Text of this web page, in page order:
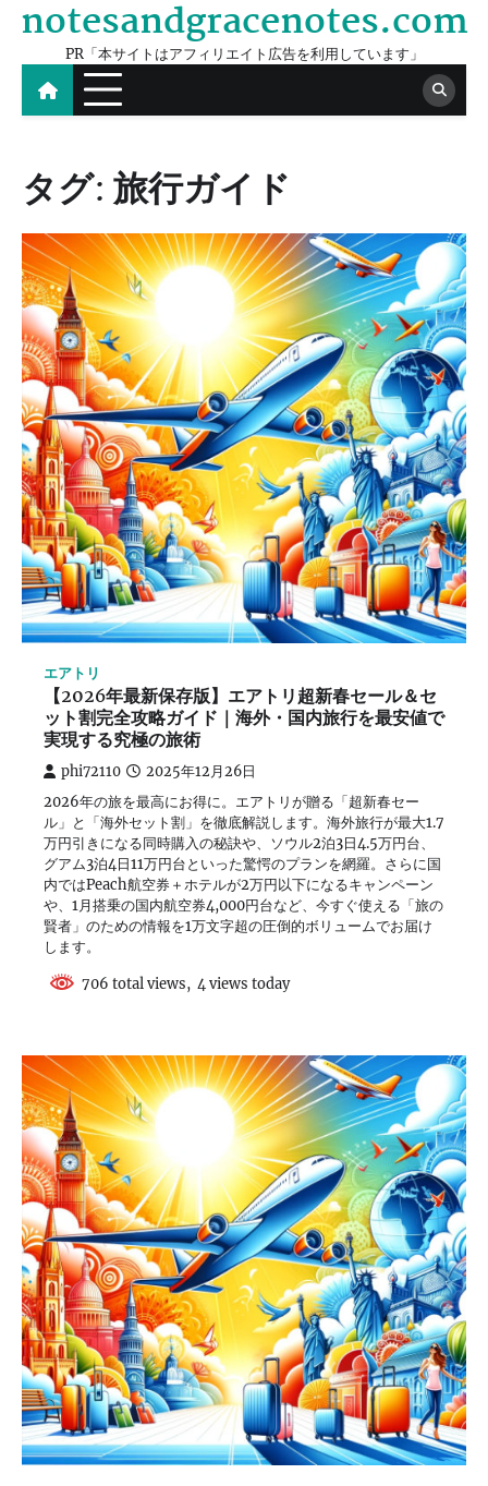
Skip
content
notesandgracenotes.com
PR「本サイトはアフィリエイト広告を利用しています」
タグ:旅行ガイド
エアトリ
【2026年最新保存版】エアトリ超新春セール＆セ
ット割完全攻略ガイド｜海外・国内旅行を最安値で
実現する究極の旅術
phi72110 2025年12月26日
2026年の旅を最高にお得に。エアトリが贈る「超新春セー
ル」と「海外セット割」を徹底解説します。海外旅行が最大1.7
万円引きになる同時購入の秘訣や、ソウル2泊3日4.5万円台、
グアム3泊4日11万円台といった驚愕のプランを網羅。さらに国
内ではPeach航空券＋ホテルが2万円以下になるキャンペーン
や、1月搭乗の国内航空券4,000円台など、今すぐ使える「旅の
賢者」のための情報を1万文字超の圧倒的ボリュームでお届け
します。
706 total views, 4 views today